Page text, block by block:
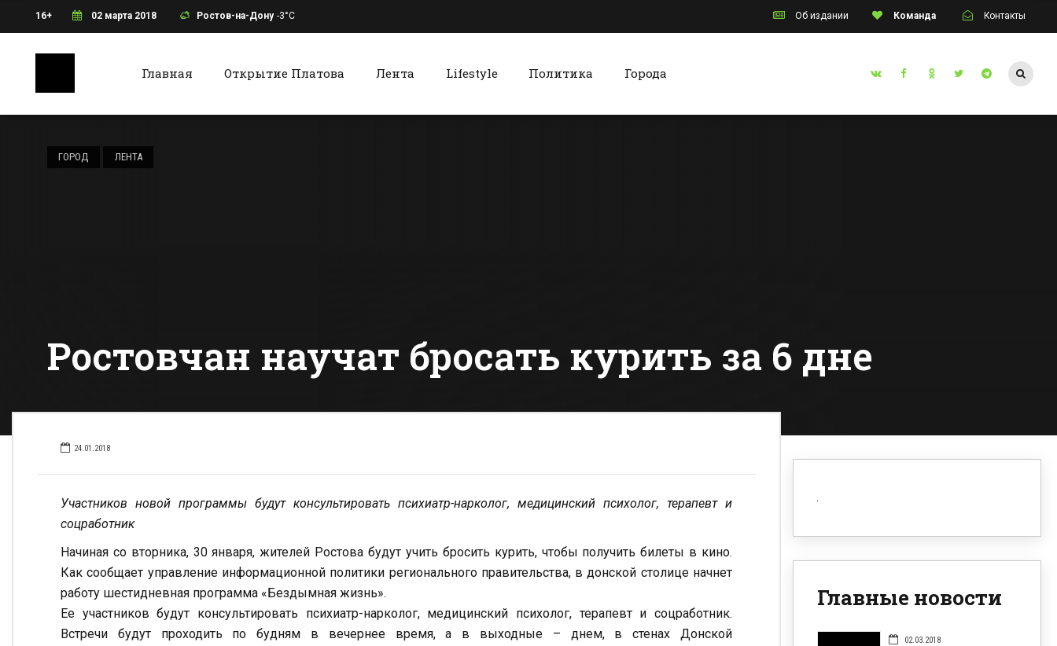
16+ 02 марта 2018 Ростов-на-Дону -3°C Об издании Команда Контакты
Главная Открытие Платова Лента Lifestyle Политика Города
ГОРОД ЛЕНТА
Ростовчан научат бросать курить за 6 дне
24.01.2018
Участников новой программы будут консультировать психиатр-нарколог, медицинский психолог, терапевт и
соцработник
Начиная со вторника, 30 января, жителей Ростова будут учить бросить курить, чтобы получить билеты в кино.
Как сообщает управление информационной политики регионального правительства, в донской столице начнет
работу шестидневная программа «Бездымная жизнь».
Ее участников будут консультировать психиатр-нарколог, медицинский психолог, терапевт и соцработник.
Встречи будут проходить по будням в вечернее время, а в выходные – днем, в стенах Донской
Главные новости
02.03.2018